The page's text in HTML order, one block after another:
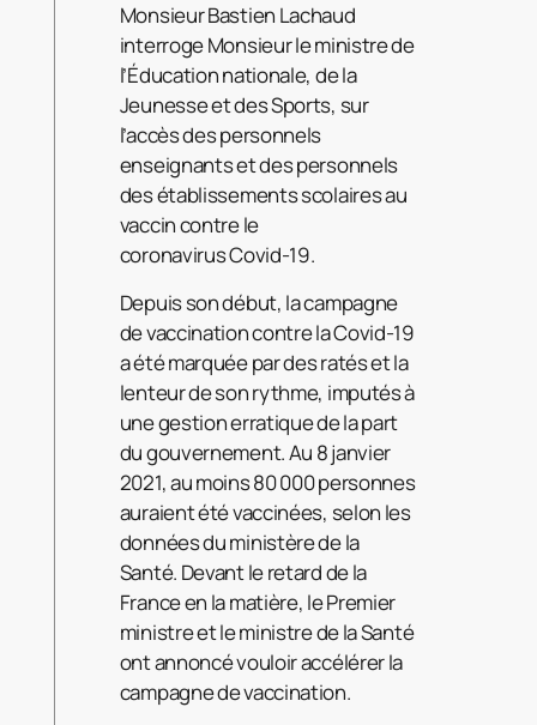
Monsieur Bastien Lachaud
interroge Monsieur le ministre de
l’Éducation nationale, de la
Jeunesse et des Sports, sur
l’accès des personnels
enseignants et des personnels
des établissements scolaires au
vaccin contre le
coronavirus Covid-19.
Depuis son début, la campagne
de vaccination contre la Covid-19
a été marquée par des ratés et la
lenteur de son rythme, imputés à
une gestion erratique de la part
du gouvernement. Au 8 janvier
2021, au moins 80 000 personnes
auraient été vaccinées, selon les
données du ministère de la
Santé. Devant le retard de la
France en la matière, le Premier
ministre et le ministre de la Santé
ont annoncé vouloir accélérer la
campagne de vaccination.